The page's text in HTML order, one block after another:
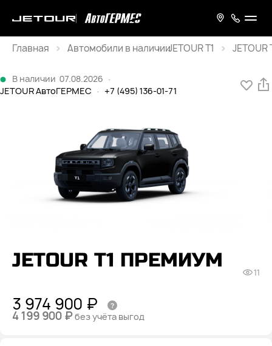
Главная
JETOUR T1
В наличии 07.08.2026 ·
JETOUR АвтоГЕРМЕС · +7 (495) 136-01-71
JETOUR T1 ПРЕМИУМ
11
3 974 900 ₽
4 199 900 ₽без учёта выгод